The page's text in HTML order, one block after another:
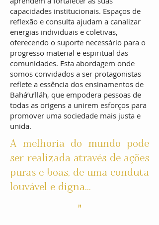
capacidades institucionais. Espaços de
reflexão e consulta ajudam a canalizar
energias individuais e coletivas,
oferecendo o suporte necessário para o
progresso material e espiritual das
comunidades. Esta abordagem onde
somos convidados a ser protagonistas
reflete a essência dos ensinamentos de
Bahá’u’lláh, que empodera pessoas de
todas as origens a unirem esforços para
promover uma sociedade mais justa e
unida.
A melhoria do mundo pode
ser realizada através de ações
puras e boas, de uma conduta
louvável e digna...
"